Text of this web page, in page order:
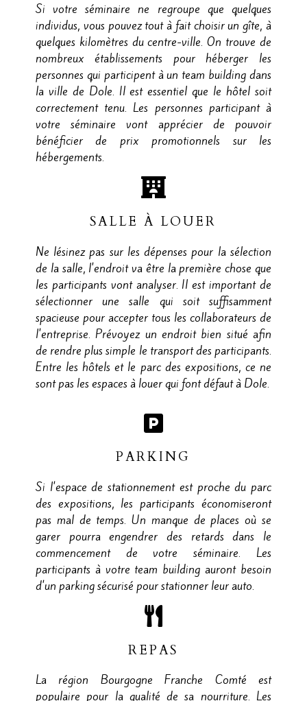
Si votre séminaire ne regroupe que quelques
individus, vous pouvez tout à fait choisir un gîte, à
quelques kilomètres du centre-ville. On trouve de
nombreux établissements pour héberger les
personnes qui participent à un team building dans
la ville de Dole. Il est essentiel que le hôtel soit
correctement tenu. Les personnes participant à
votre séminaire vont apprécier de pouvoir
bénéficier de prix promotionnels sur les
hébergements.
SALLE À LOUER
Ne lésinez pas sur les dépenses pour la sélection
de la salle, l'endroit va être la première chose que
les participants vont analyser. Il est important de
sélectionner une salle qui soit suffisamment
spacieuse pour accepter tous les collaborateurs de
l'entreprise. Prévoyez un endroit bien situé afin
de rendre plus simple le transport des participants.
Entre les hôtels et le parc des expositions, ce ne
sont pas les espaces à louer qui font défaut à Dole.
PARKING
Si l'espace de stationnement est proche du parc
des expositions, les participants économiseront
pas mal de temps. Un manque de places où se
garer pourra engendrer des retards dans le
commencement de votre séminaire. Les
participants à votre team building auront besoin
d'un parking sécurisé pour stationner leur auto.
REPAS
La région Bourgogne Franche Comté est
populaire pour la qualité de sa nourriture. Les